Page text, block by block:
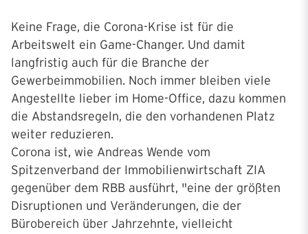
Keine Frage, die Corona-Krise ist für die
Arbeitswelt ein Game-Changer. Und damit
langfristig auch für die Branche der
Gewerbeimmobilien. Noch immer bleiben viele
Angestellte lieber im Home-Office, dazu kommen
die Abstandsregeln, die den vorhandenen Platz
weiter reduzieren.
Corona ist, wie Andreas Wende vom
Spitzenverband der Immobilienwirtschaft ZIA
gegenüber dem RBB ausführt, "eine der größten
Disruptionen und Veränderungen, die der
Bürobereich über Jahrzehnte, vielleicht